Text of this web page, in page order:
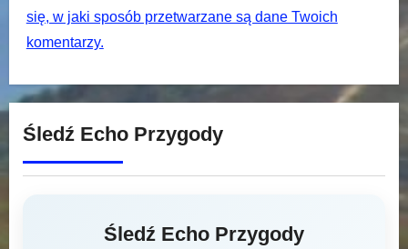
się, w jaki sposób przetwarzane są dane Twoich
komentarzy.
Śledź Echo Przygody
Śledź Echo Przygody